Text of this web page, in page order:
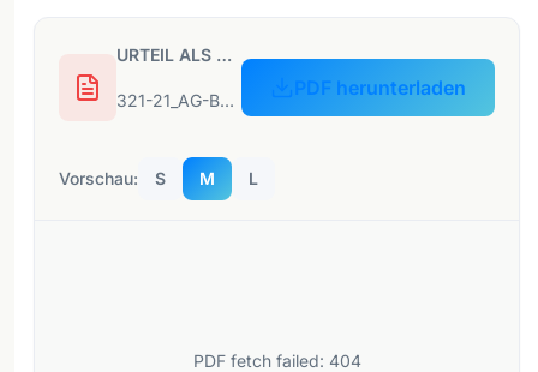
URTEIL ALS PDF
321-21_AG-Bamberg_0103-C-919-21_07-12-2021-1.pdf
PDF herunterladen
Vorschau: S M L
PDF fetch failed: 404